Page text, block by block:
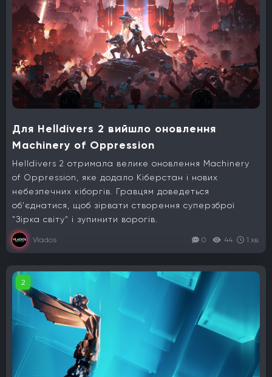
Для Helldivers 2 вийшло оновлення
Machinery of Oppression
Helldivers 2 отримала велике оновлення Machinery
of Oppression, яке додало Кіберстан і нових
небезпечних кіборгів. Гравцям доведеться
об'єднатися, щоб зірвати створення суперзброї
"Зірка світу" і зупинити ворогів.
Vlados 0 44 1 хв.
2